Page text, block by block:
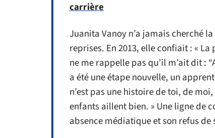
carrière
Juanita Vanoy n’a jamais cherché
reprises. En 2013, elle confiait : «
ne me rappelle pas qu’il m’ait dit :
a été une étape nouvelle, un
n’est pas une histoire de toi, de
enfants aillent bien. » Une ligne de
absence médiatique et son refus de